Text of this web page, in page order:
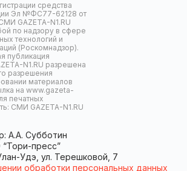
средства
Эл №ФС77-62128 от
GAZETA-N1.RU
по надзору в сфере
технологий и
(Роскомнадзор).
публикация
N1.RU разрешена
разрешения
материалов
на www.gazeta-
печатных
СМИ GAZETA-N1.RU
А.А. Субботин
пресс”
Удэ, ул. Терешковой, 7
обработки персональных данных